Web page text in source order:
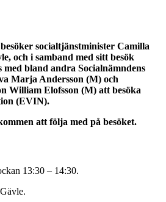
socialtjänstminister Camilla
och i samband med sitt besök
bland andra Socialnämndens
Marja Andersson (M) och
William Elofsson (M) att besöka
(EVIN).
att följa med på besöket.
13:30 – 14:30.